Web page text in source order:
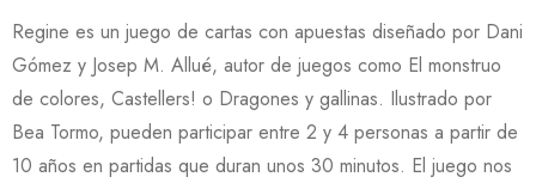
Regine es un juego de cartas con apuestas diseñado por Dani
Gómez y Josep M. Allué, autor de juegos como El monstruo
de colores, Castellers! o Dragones y gallinas. Ilustrado por
Bea Tormo, pueden participar entre 2 y 4 personas a partir de
10 años en partidas que duran unos 30 minutos. El juego nos